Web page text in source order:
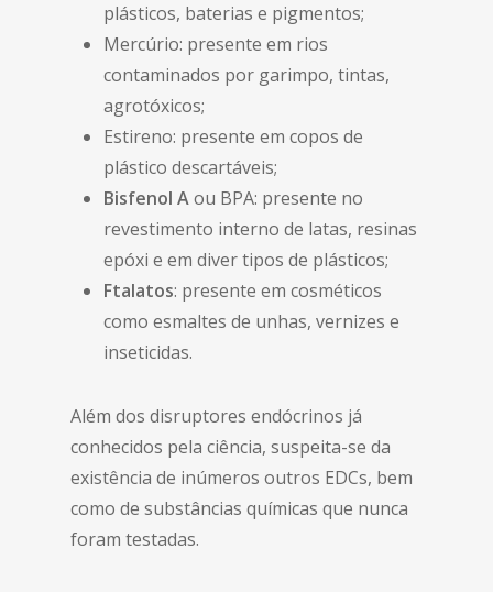
plásticos, baterias e pigmentos;
Mercúrio: presente em rios
contaminados por garimpo, tintas,
agrotóxicos;
Estireno: presente em copos de
plástico descartáveis;
Bisfenol Aou BPA: presente no
revestimento interno de latas, resinas
epóxi e em diver tipos de plásticos;
Ftalatos: presente em cosméticos
como esmaltes de unhas, vernizes e
inseticidas.
Além dos disruptores endócrinos já
conhecidos pela ciência, suspeita-se da
existência de inúmeros outros EDCs, bem
como de substâncias químicas que nunca
foram testadas.